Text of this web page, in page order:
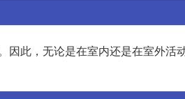
此，无论是在室内还是在室外活